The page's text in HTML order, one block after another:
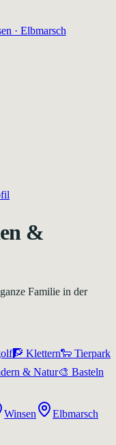
· Elbmarsch
&
Familie in der
🧗 Klettern🐑 Tierpark
& Natur🎨 Basteln
Winsen
Elbmarsch